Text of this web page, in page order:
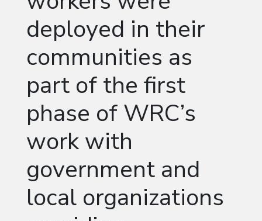
deployed in their
communities as
part of the first
phase of WRC’s
work with
government and
local organizations